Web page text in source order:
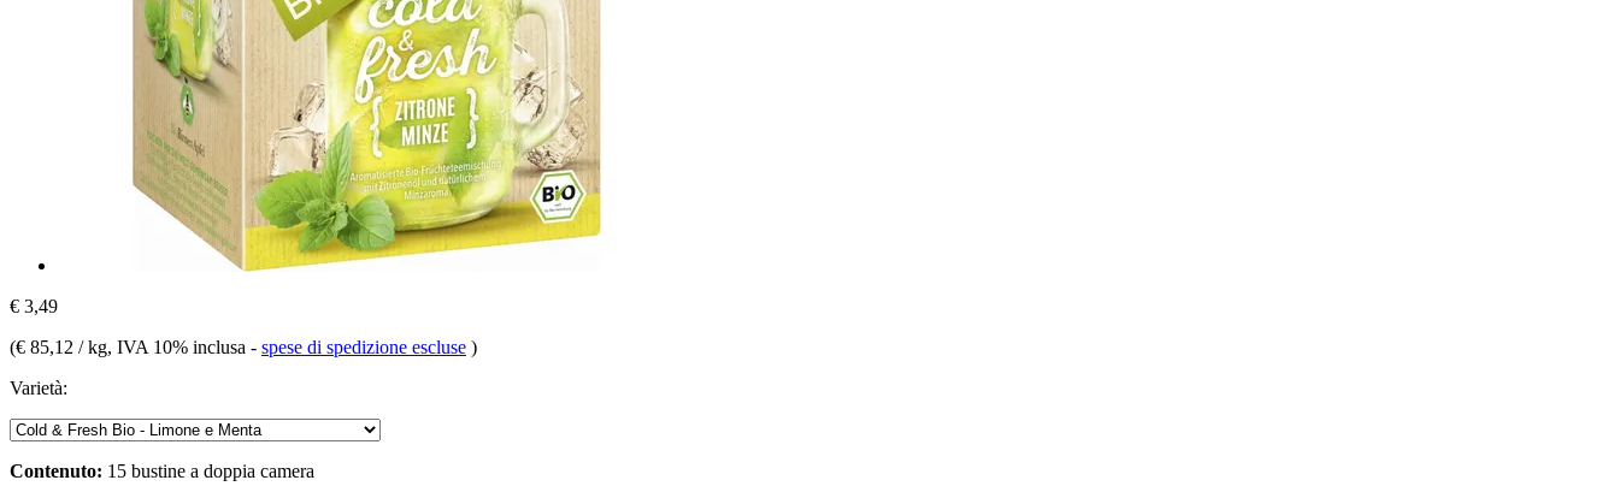
€ 3,49
(€ 85,12 / kg, IVA 10% inclusa - spese di spedizione escluse )
Varietà:
Contenuto: 15 bustine a doppia camera